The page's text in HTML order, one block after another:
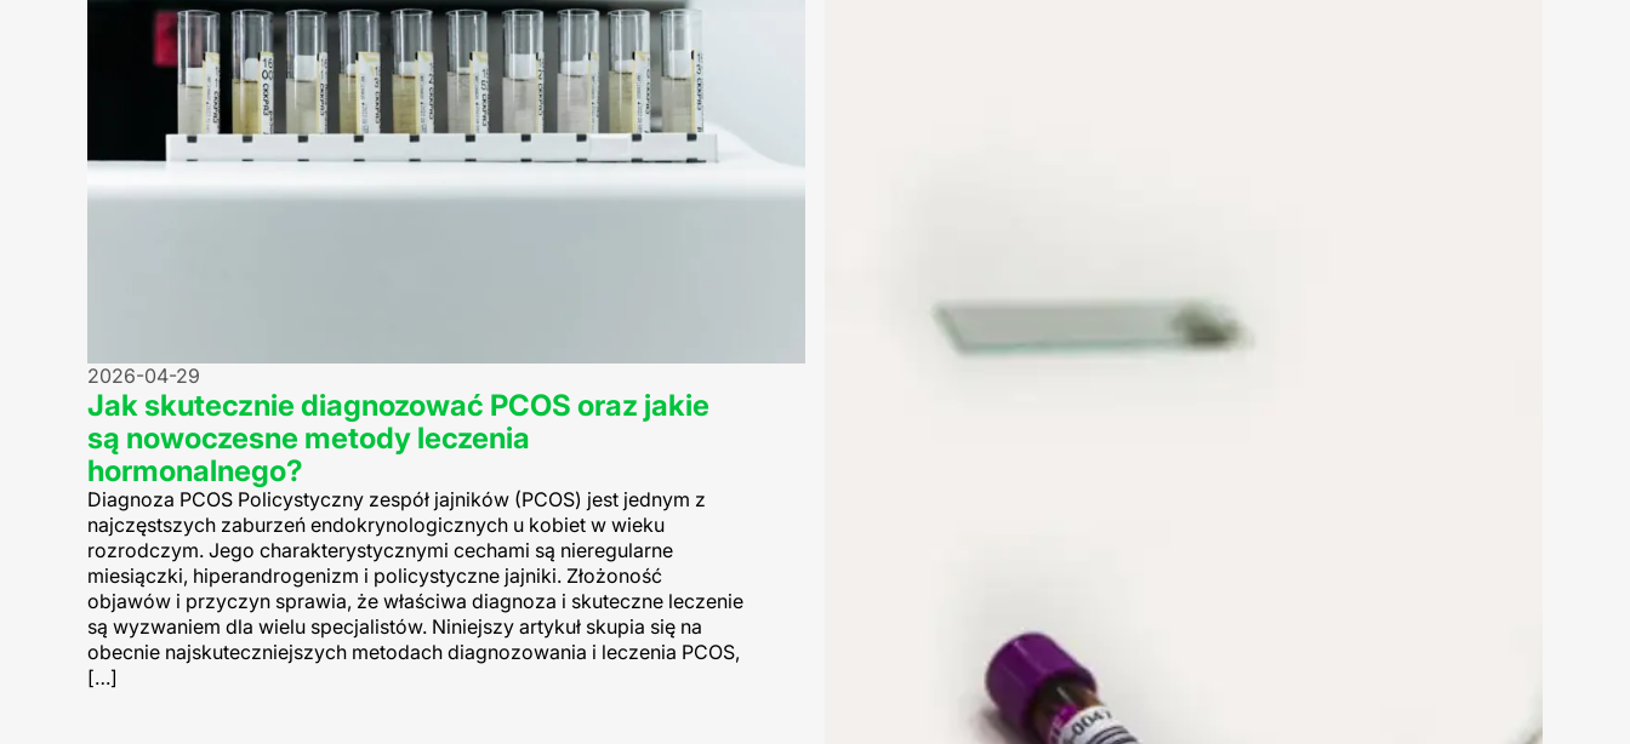
Jak skutecznie diagnozować PCOS oraz jakie
są nowoczesne metody leczenia
hormonalnego?
2026-04-29
Diagnoza PCOS Policystyczny zespół jajników (PCOS) jest jednym z
najczęstszych zaburzeń endokrynologicznych u kobiet w wieku
rozrodczym. Jego charakterystycznymi cechami są nieregularne
miesiączki, hiperandrogenizm i policystyczne jajniki. Złożoność
objawów i przyczyn sprawia, że właściwa diagnoza i skuteczne leczenie
są wyzwaniem dla wielu specjalistów. Niniejszy artykuł skupia się na
obecnie najskuteczniejszych metodach diagnozowania i leczenia PCOS,
[…]